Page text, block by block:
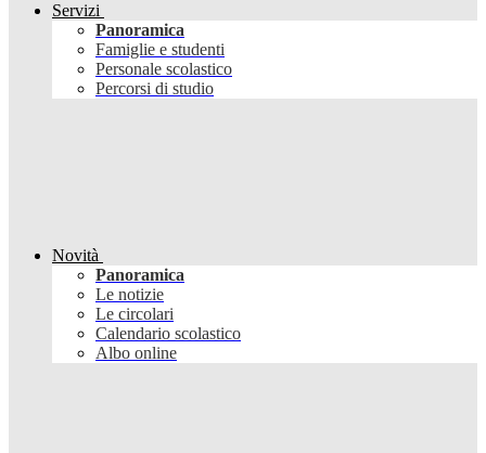
Servizi
Panoramica
Famiglie e studenti
Personale scolastico
Percorsi di studio
Novità
Panoramica
Le notizie
Le circolari
Calendario scolastico
Albo online